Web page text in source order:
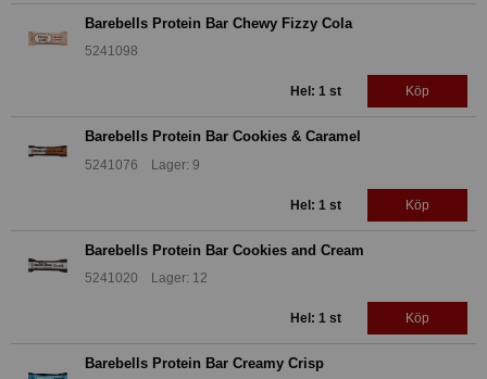
Barebells Protein Bar Chewy Fizzy Cola
5241098
Hel: 1 st Köp
Barebells Protein Bar Cookies & Caramel
5241076 Lager: 9
Hel: 1 st Köp
Barebells Protein Bar Cookies and Cream
5241020 Lager: 12
Hel: 1 st Köp
Barebells Protein Bar Creamy Crisp